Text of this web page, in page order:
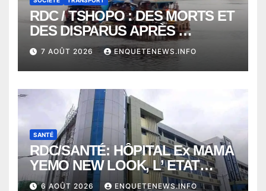
RDC / TSHOPO : DES MORTS ET
DES DISPARUS APRÈS
NAUFRAGE D’UNE BALEINIERE
À QUELQUES KILOMÈTRES DE
KISANGANI
7 AOÛT 2026 ENQUETENEWS.INFO
SANTÉ
RDC/SANTÉ: HÔPITAL Ex MAMA
YEMO NEW LOOK, L’ ETAT
PERD LE CONTROLE
6 AOÛT 2026 ENQUETENEWS.INFO